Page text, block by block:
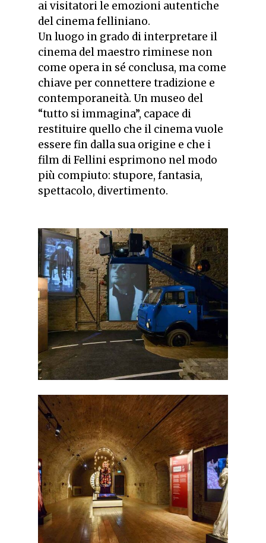
ai visitatori le emozioni autentiche
del cinema felliniano.
Un luogo in grado di interpretare il
cinema del maestro riminese non
come opera in sé conclusa, ma come
chiave per connettere tradizione e
contemporaneità. Un museo del
“tutto si immagina”, capace di
restituire quello che il cinema vuole
essere fin dalla sua origine e che i
film di Fellini esprimono nel modo
più compiuto: stupore, fantasia,
spettacolo, divertimento.